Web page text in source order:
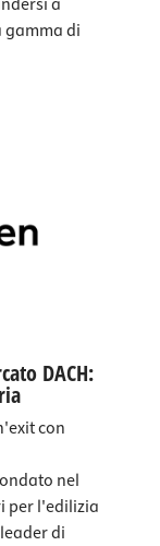
di
DACH:
con
nel
per l'edilizia
di